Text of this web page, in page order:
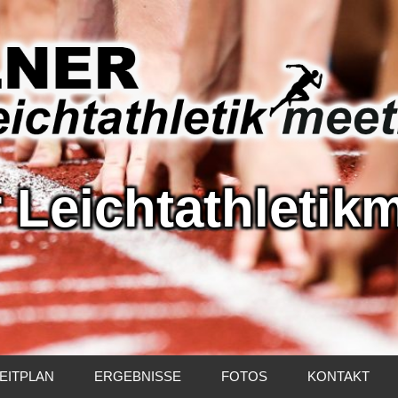
ERGEBNISSE FOTOS KONTAKT